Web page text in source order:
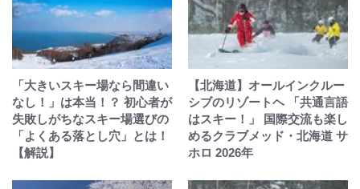
「大きいスキー場なら間違い
なし！」は本当！？ 初心者が
失敗しがちなスキー場選びの
「よくある落とし穴」とは！
【解説】
【北海道】オールインクルー
シブのリゾートヘ 「共通言語
はスキー！」 国際交流も楽し
めるクラブメッド・北海道 サ
ホロ 2026年